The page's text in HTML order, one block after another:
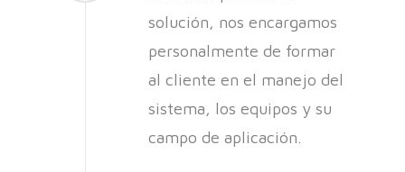
solución, nos encargamos
personalmente de formar
al cliente en el manejo del
sistema, los equipos y su
campo de aplicación.